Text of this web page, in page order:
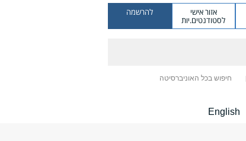
אזור אישי
לסטודנטים.יות
להרשמה
חיפוש בכל האוניברסיטה
English